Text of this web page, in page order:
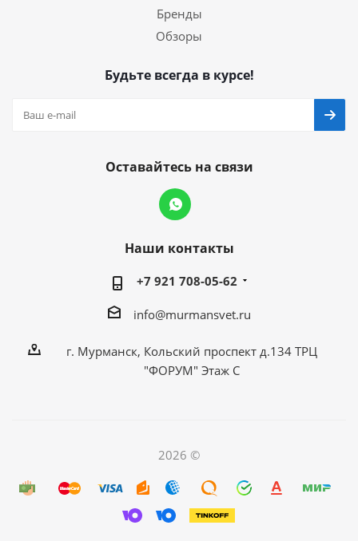
Бренды
Обзоры
Будьте всегда в курсе!
Оставайтесь на связи
Наши контакты
+7 921 708-05-62
info@murmansvet.ru
г. Мурманск, Кольский проспект д.134 ТРЦ
"ФОРУМ" Этаж С
2026 ©